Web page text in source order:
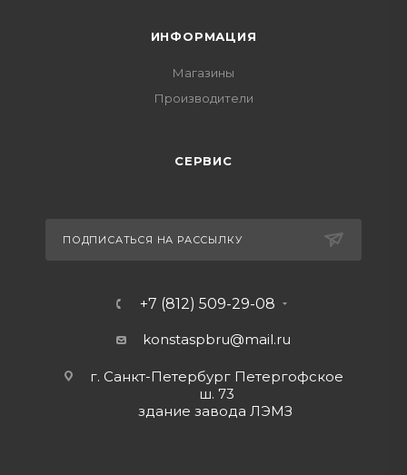
ИНФОРМАЦИЯ
Магазины
Производители
СЕРВИС
ПОДПИСАТЬСЯ НА РАССЫЛКУ
+7 (812) 509-29-08
konstaspbru@mail.ru
г. Санкт-Петербург Петергофское
ш. 73
здание завода ЛЭМЗ